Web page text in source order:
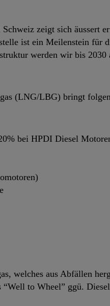
zeigt sich äussert
ist ein Meilenstein für
werden wir bis
(LNG/LBG) bringt
bei HPDI Diesel
welches aus Abfällen
“Well to Wheel” ggü.